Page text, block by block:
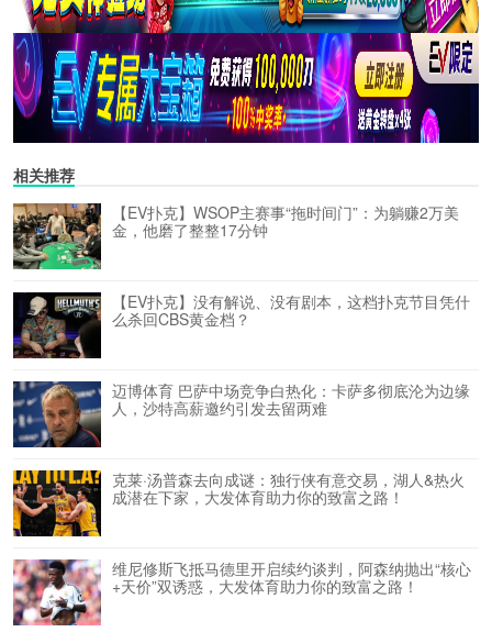
相关推荐
【EV扑克】WSOP主赛事“拖时间门”：为躺赚2万美
金，他磨了整整17分钟
【EV扑克】没有解说、没有剧本，这档扑克节目凭什
么杀回CBS黄金档？
迈博体育 巴萨中场竞争白热化：卡萨多彻底沦为边缘
人，沙特高薪邀约引发去留两难
克莱·汤普森去向成谜：独行侠有意交易，湖人&热火
成潜在下家，大发体育助力你的致富之路！
维尼修斯飞抵马德里开启续约谈判，阿森纳抛出“核心
+天价”双诱惑，大发体育助力你的致富之路！